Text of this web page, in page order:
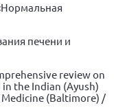
печени и
review on
the Indian (Ayush)
(Baltimore) /